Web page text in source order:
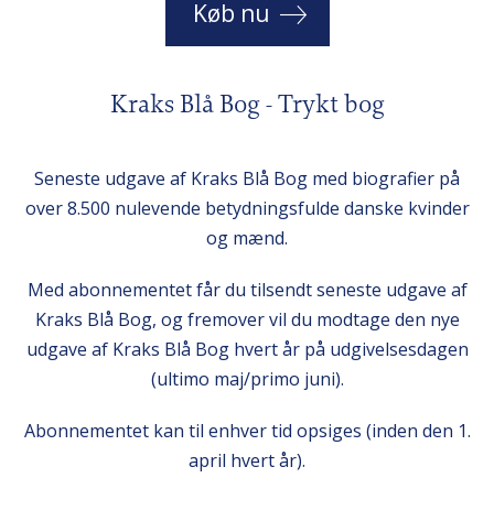
Køb nu
Kraks Blå Bog - Trykt bog
Seneste udgave af Kraks Blå Bog med biografier på
over 8.500 nulevende betydningsfulde danske kvinder
og mænd.
Med abonnementet får du tilsendt seneste udgave af
Kraks Blå Bog, og fremover vil du modtage den nye
udgave af Kraks Blå Bog hvert år på udgivelsesdagen
(ultimo maj/primo juni).
Abonnementet kan til enhver tid opsiges (inden den 1.
april hvert år).